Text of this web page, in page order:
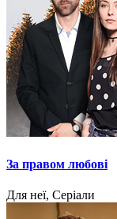
За правом любові
Для неї, Серіали